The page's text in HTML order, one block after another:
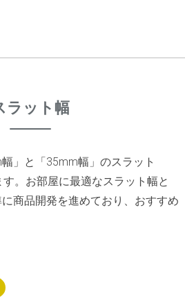
ラット幅
」と「35mm幅」のスラット
す。お部屋に最適なスラット幅と
商品開発を進めており、おすすめ